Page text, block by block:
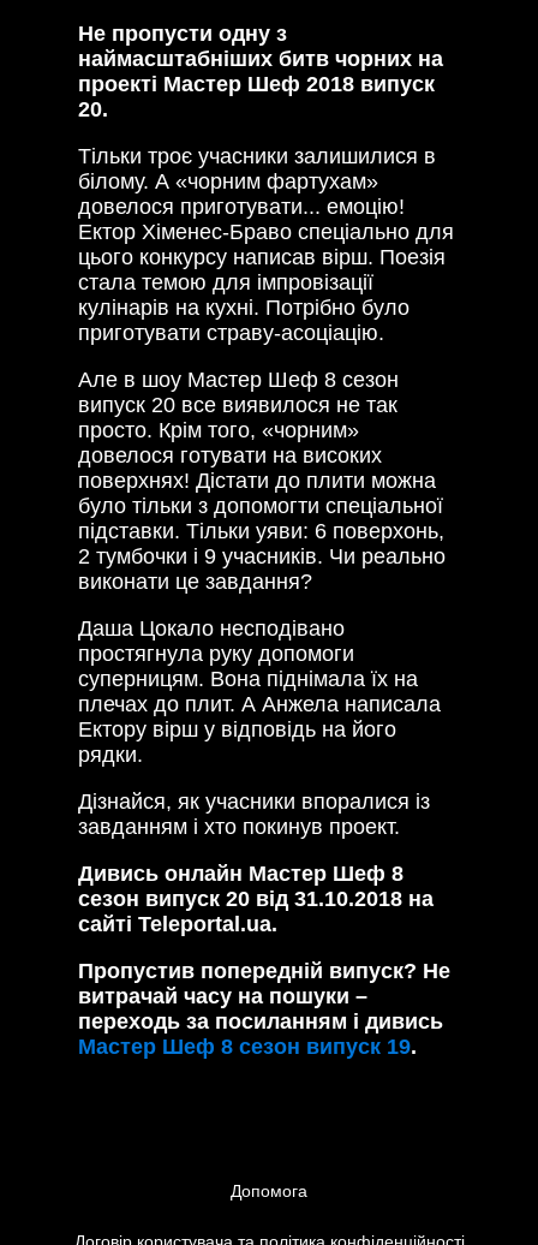
Не пропусти одну з
наймасштабніших битв чорних на
проекті Мастер Шеф 2018 випуск
20.
Тільки троє учасники залишилися в
білому. А «чорним фартухам»
довелося приготувати... емоцію!
Ектор Хіменес-Браво спеціально для
цього конкурсу написав вірш. Поезія
стала темою для імпровізації
кулінарів на кухні. Потрібно було
приготувати страву-асоціацію.
Але в шоу Мастер Шеф 8 сезон
випуск 20 все виявилося не так
просто. Крім того, «чорним»
довелося готувати на високих
поверхнях! Дістати до плити можна
було тільки з допомогти спеціальної
підставки. Тільки уяви: 6 поверхонь,
2 тумбочки і 9 учасників. Чи реально
виконати це завдання?
Даша Цокало несподівано
простягнула руку допомоги
суперницям. Вона піднімала їх на
плечах до плит. А Анжела написала
Ектору вірш у відповідь на його
рядки.
Дізнайся, як учасники впоралися із
завданням і хто покинув проект.
Дивись онлайн Мастер Шеф 8
сезон випуск 20 від 31.10.2018 на
сайті Teleportal.ua.
Пропустив попередній випуск? Не
витрачай часу на пошуки –
переходь за посиланням і дивись
Мастер Шеф 8 сезон випуск 19.
Допомога
Договір користувача та політика конфіденційності